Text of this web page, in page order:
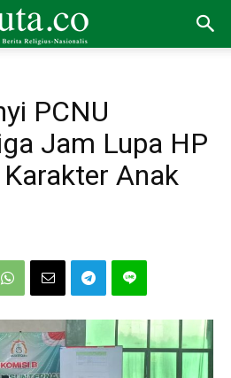
PCNU
Jam Lupa HP
Anak